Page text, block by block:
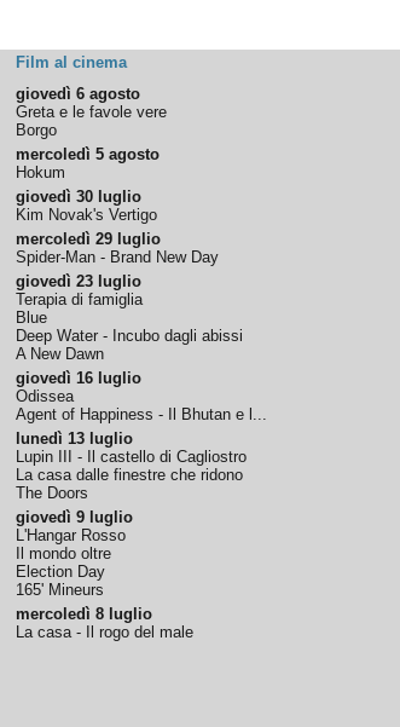
Film al cinema
giovedì 6 agosto
Greta e le favole vere
Borgo
mercoledì 5 agosto
Hokum
giovedì 30 luglio
Kim Novak's Vertigo
mercoledì 29 luglio
Spider-Man - Brand New Day
giovedì 23 luglio
Terapia di famiglia
Blue
Deep Water - Incubo dagli abissi
A New Dawn
giovedì 16 luglio
Odissea
Agent of Happiness - Il Bhutan e l...
lunedì 13 luglio
Lupin III - Il castello di Cagliostro
La casa dalle finestre che ridono
The Doors
giovedì 9 luglio
L'Hangar Rosso
Il mondo oltre
Election Day
165' Mineurs
mercoledì 8 luglio
La casa - Il rogo del male